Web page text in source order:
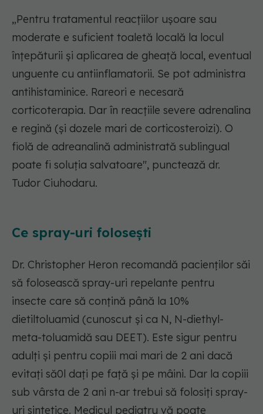
„Pentru tratamentul reacțiilor ușoare sau
moderate e suficient toaletă locală la locul
înțepăturii și aplicarea de gheață local, eventual
unguente cu antiinflamatorii. Se pot administra
antihistaminice. Rareori e necesară
corticoterapia. Dar în reacțiile severe adrenalina
e regină (și dozele mari de corticosteroizi). O
fiolă de adreanalină administrată sublingual
poate fi soluția salvatoare", punctează dr.
Tudor Ciuhodaru.
Ce spray-uri folosești
Dr. Christopher Heron recomandă pacienților săi
să folosească spray-uri repelante pentru
insecte care să conțină până la 10%
dietiltoluamid (cunoscut și ca N, N-diethyl-
meta-toluamidă sau DEET). Este sigur pentru
adulți și pentru copiii mai mari de 2 ani dacă
evitați să0l dați pe față și pe mâini. Dar la copiii
sub vârsta de 2 ani n-ar trebui să folosiți spray-
uri sintetice. Medicul pediatru vă poate